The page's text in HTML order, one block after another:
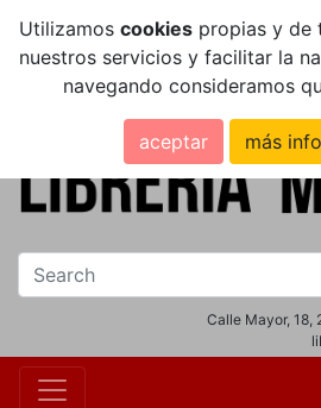
Utilizamos cookies propias y de
nuestros servicios y facilitar la
navegando consideramos
aceptar más
Calle Mayor, 18,